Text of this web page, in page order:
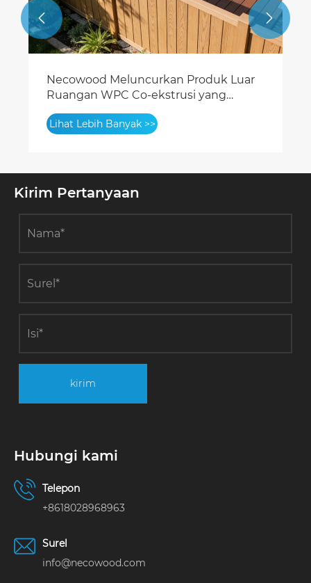
Standar Keamanan Kebakaran Global
untuk Panel Dinding WPC: Peringkat
B1 Sekarang Penting
Lihat Lebih Banyak >>
 
Kirim Pertanyaan
kirim
Hubungi kami
Telepon
+8618028968963
Surel
info@necowood.com